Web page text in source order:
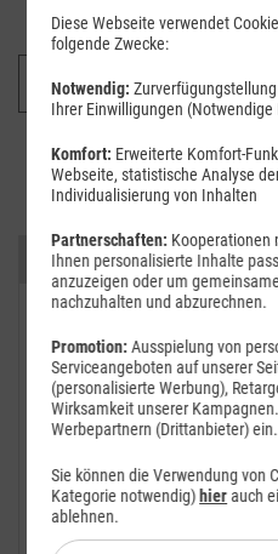
Kategorien
Festnetz
Festnetz-Geräte
Kundendaten
Adresse
Diese Webseite verwendet
folgende Zwecke:
Notwendig:
Ihrer Einwilligungen
Komfort: Erweiterte Komfort-
Webseite, statistische Analyse
Individualisierung von Inhalten
Partnerschaften: Kooperationen
Ihnen personalisierte Inhalte
anzuzeigen oder um
nachzuhalten und abzurechnen.
Promotion:Ausspielung von
Serviceangeboten auf unserer
(personalisierte Werbung),
Wirksamkeit unserer
Werbepartnern (Drittanbieter) ein.
Sie können die Verwendung von
Kategorie notwendig) hierauch
ablehnen.